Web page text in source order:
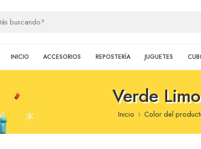
INICIO ACCESORIOS REPOSTERÍA JUGUETES
Verde
Inicio Color del